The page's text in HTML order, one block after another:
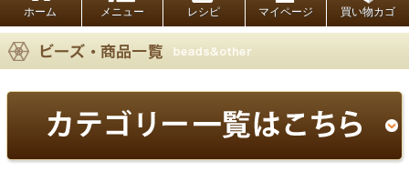
ホーム レシピ マイページ 買い物カゴ